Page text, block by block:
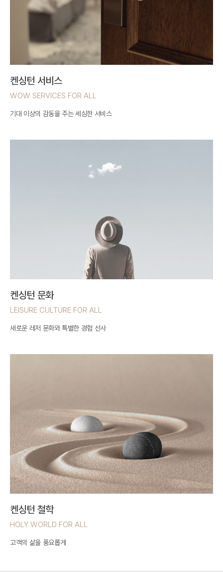
켄싱턴 서비스
WOW SERVICES FOR ALL
기대 이상의 감동을 주는 세심한 서비스
켄싱턴 문화
LEISURE CULTURE FOR ALL
새로운 레저 문화와 특별한 경험 선사
켄싱턴 철학
HOLY WORLD FOR ALL
고객의 삶을 풍요롭게